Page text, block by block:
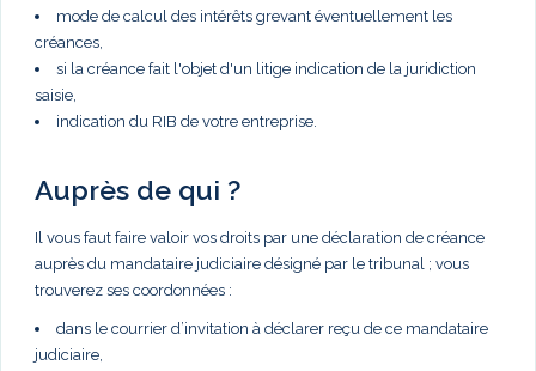
mode de calcul des intérêts grevant éventuellement les
créances,
si la créance fait l'objet d'un litige indication de la juridiction
saisie,
indication du RIB de votre entreprise.
Auprès de qui ?
Il vous faut faire valoir vos droits par une déclaration de créance
auprès du mandataire judiciaire désigné par le tribunal ; vous
trouverez ses coordonnées :
dans le courrier d’invitation à déclarer reçu de ce mandataire
judiciaire,